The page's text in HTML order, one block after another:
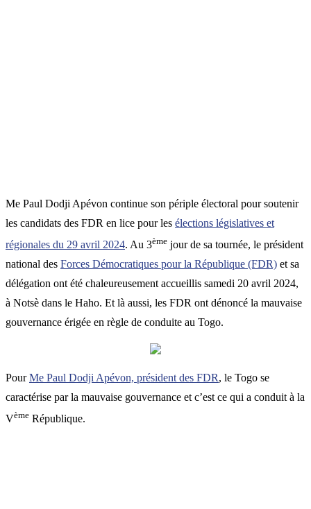
Me Paul Dodji Apévon continue son périple électoral pour soutenir
les candidats des FDR en lice pour les élections législatives et
régionales du 29 avril 2024. Au 3ème jour de sa tournée, le président
national des Forces Démocratiques pour la République (FDR) et sa
délégation ont été chaleureusement accueillis samedi 20 avril 2024,
à Notsè dans le Haho. Et là aussi, les FDR ont dénoncé la mauvaise
gouvernance érigée en règle de conduite au Togo.
PourMe Paul Dodji Apévon, président des FDR, le Togo se
caractérise par la mauvaise gouvernance et c’est ce qui a conduit à la
Vème République.